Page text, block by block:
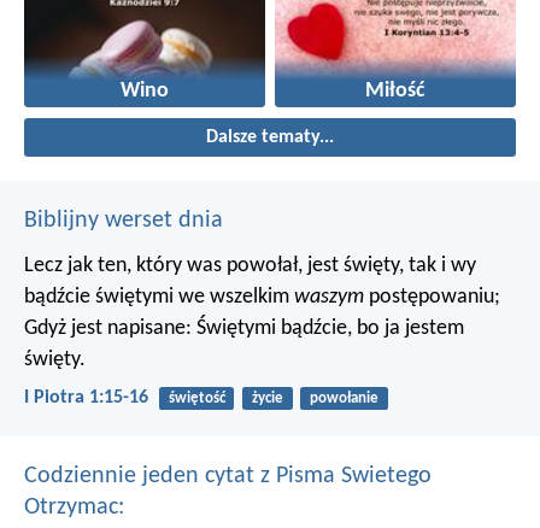
Wino Miłość
Dalsze tematy...
Biblijny werset dnia
Lecz jak ten, który was powołał, jest święty, tak i wy
bądźcie świętymi we wszelkim waszym postępowaniu;
Gdyż jest napisane: Świętymi bądźcie, bo ja jestem
święty.
I Piotra 1:15-16 świętość życie powołanie
Codziennie jeden cytat z Pisma Swietego
Otrzymac: